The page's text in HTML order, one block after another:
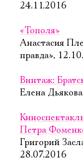
24.11.2016
«Тополя»
Анастасия
правда»,
Винтаж:
Елена
Петра
Григорий
28.07.2016